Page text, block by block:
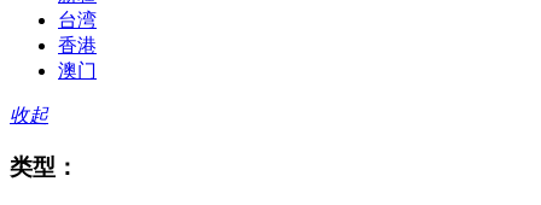
台湾
香港
澳门
收起
类型：